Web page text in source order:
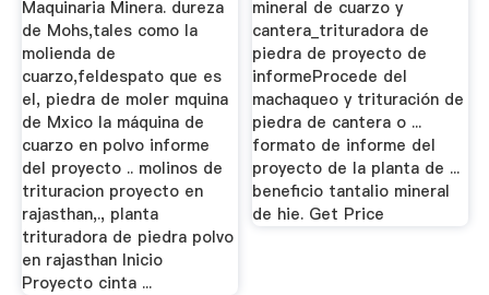
Maquinaria Minera. dureza
de Mohs,tales como la
molienda de
cuarzo,feldespato que es
el, piedra de moler mquina
de Mxico la máquina de
cuarzo en polvo informe
del proyecto .. molinos de
trituracion proyecto en
rajasthan,., planta
trituradora de piedra polvo
en rajasthan Inicio
Proyecto cinta ...
mineral de cuarzo y
cantera_trituradora de
piedra de proyecto de
informeProcede del
machaqueo y trituración de
piedra de cantera o ...
formato de informe del
proyecto de la planta de ...
beneficio tantalio mineral
de hie. Get Price